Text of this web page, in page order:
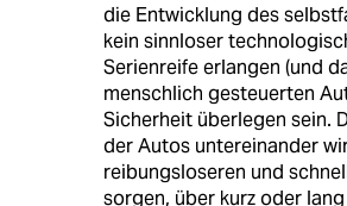
die Entwicklung des
kein sinnloser
Serienreife erlangen (und
menschlich gesteuerten
Sicherheit überlegen sein.
der Autos untereinander
reibungsloseren und
sorgen, über kurz oder